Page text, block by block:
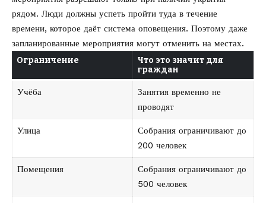
рядом. Люди должны успеть пройти туда в течение
времени, которое даёт система оповещения. Поэтому даже
запланированные мероприятия могут отменить на местах.
Ограничение
Что это значит для
граждан
Учёба
Занятия временно не
проводят
Улица
Собрания ограничивают до
200 человек
Помещения
Собрания ограничивают до
500 человек